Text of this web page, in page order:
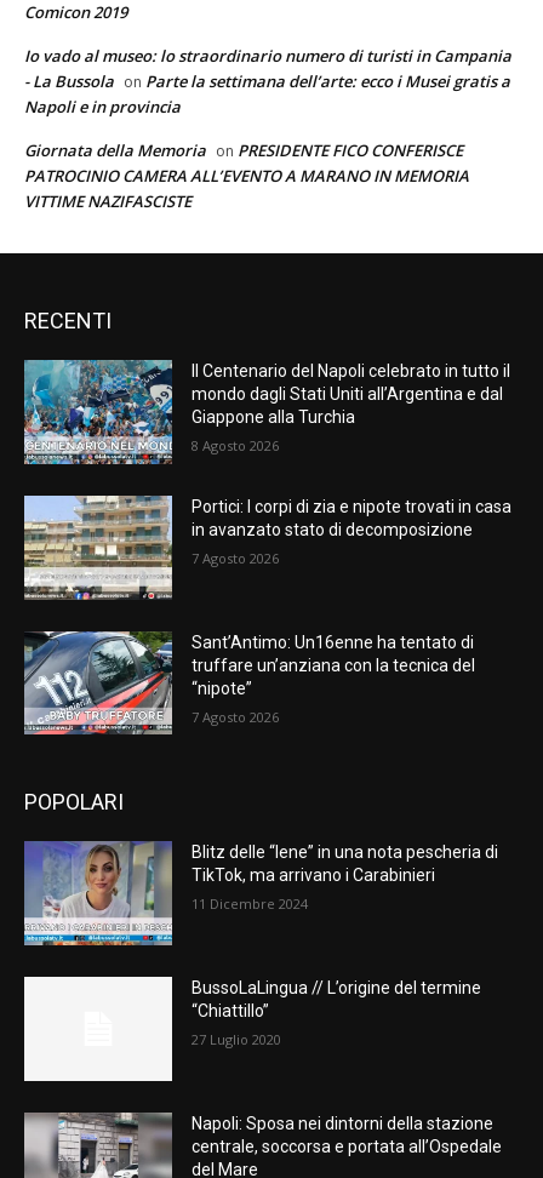
Comicon 2019
Io vado al museo: lo straordinario numero di turisti in Campania
- La Bussola on Parte la settimana dell’arte: ecco i Musei gratis a
Napoli e in provincia
Giornata della Memoria on PRESIDENTE FICO CONFERISCE
PATROCINIO CAMERA ALL’EVENTO A MARANO IN MEMORIA
VITTIME NAZIFASCISTE
RECENTI
Il Centenario del Napoli celebrato in tutto il
mondo dagli Stati Uniti all’Argentina e dal
Giappone alla Turchia
8 Agosto 2026
Portici: I corpi di zia e nipote trovati in casa
in avanzato stato di decomposizione
7 Agosto 2026
Sant’Antimo: Un16enne ha tentato di
truffare un’anziana con la tecnica del
“nipote”
7 Agosto 2026
POPOLARI
Blitz delle “Iene” in una nota pescheria di
TikTok, ma arrivano i Carabinieri
11 Dicembre 2024
BussoLaLingua // L’origine del termine
“Chiattillo”
27 Luglio 2020
Napoli: Sposa nei dintorni della stazione
centrale, soccorsa e portata all’Ospedale
del Mare